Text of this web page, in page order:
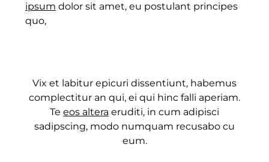
ipsum dolor sit amet, eu postulant principes
quo,
Vix et labitur epicuri dissentiunt, habemus
complectitur an qui, ei qui hinc falli aperiam.
Te eos altera eruditi, in cum adipisci
sadipscing, modo numquam recusabo cu
eum.